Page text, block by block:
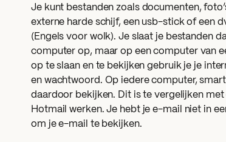
Je kunt bestanden zoals documenten,
externe harde schijf, een usb-stick of een
(Engels voor wolk). Je slaat je bestanden
computer op, maar op een computer van
op te slaan en te bekijken gebruik je je
en wachtwoord. Op iedere computer,
daardoor bekijken. Dit is te vergelijken
Hotmail werken. Je hebt je e-mail niet in
om je e-mail te bekijken.